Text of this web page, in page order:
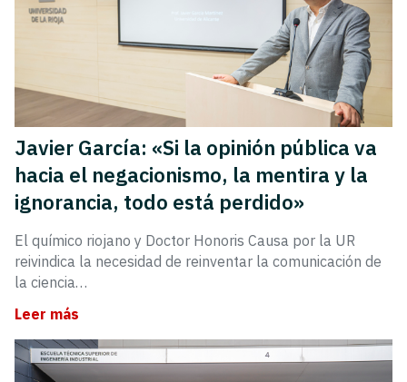
Javier García: «Si la opinión pública va
hacia el negacionismo, la mentira y la
ignorancia, todo está perdido»
El químico riojano y Doctor Honoris Causa por la UR
reivindica la necesidad de reinventar la comunicación de
la ciencia…
Leer más